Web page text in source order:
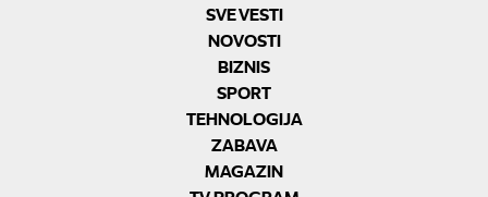
SVE VESTI
NOVOSTI
BIZNIS
SPORT
TEHNOLOGIJA
ZABAVA
MAGAZIN